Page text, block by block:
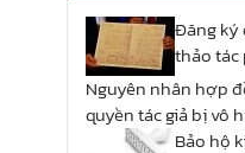
Đăng ký
thảo tác
Nguyên nhân hợp
quyền tác giả bị vô
Bảo hộ